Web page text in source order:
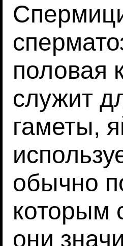
половая
служит
гаметы,
обычно
которым
они